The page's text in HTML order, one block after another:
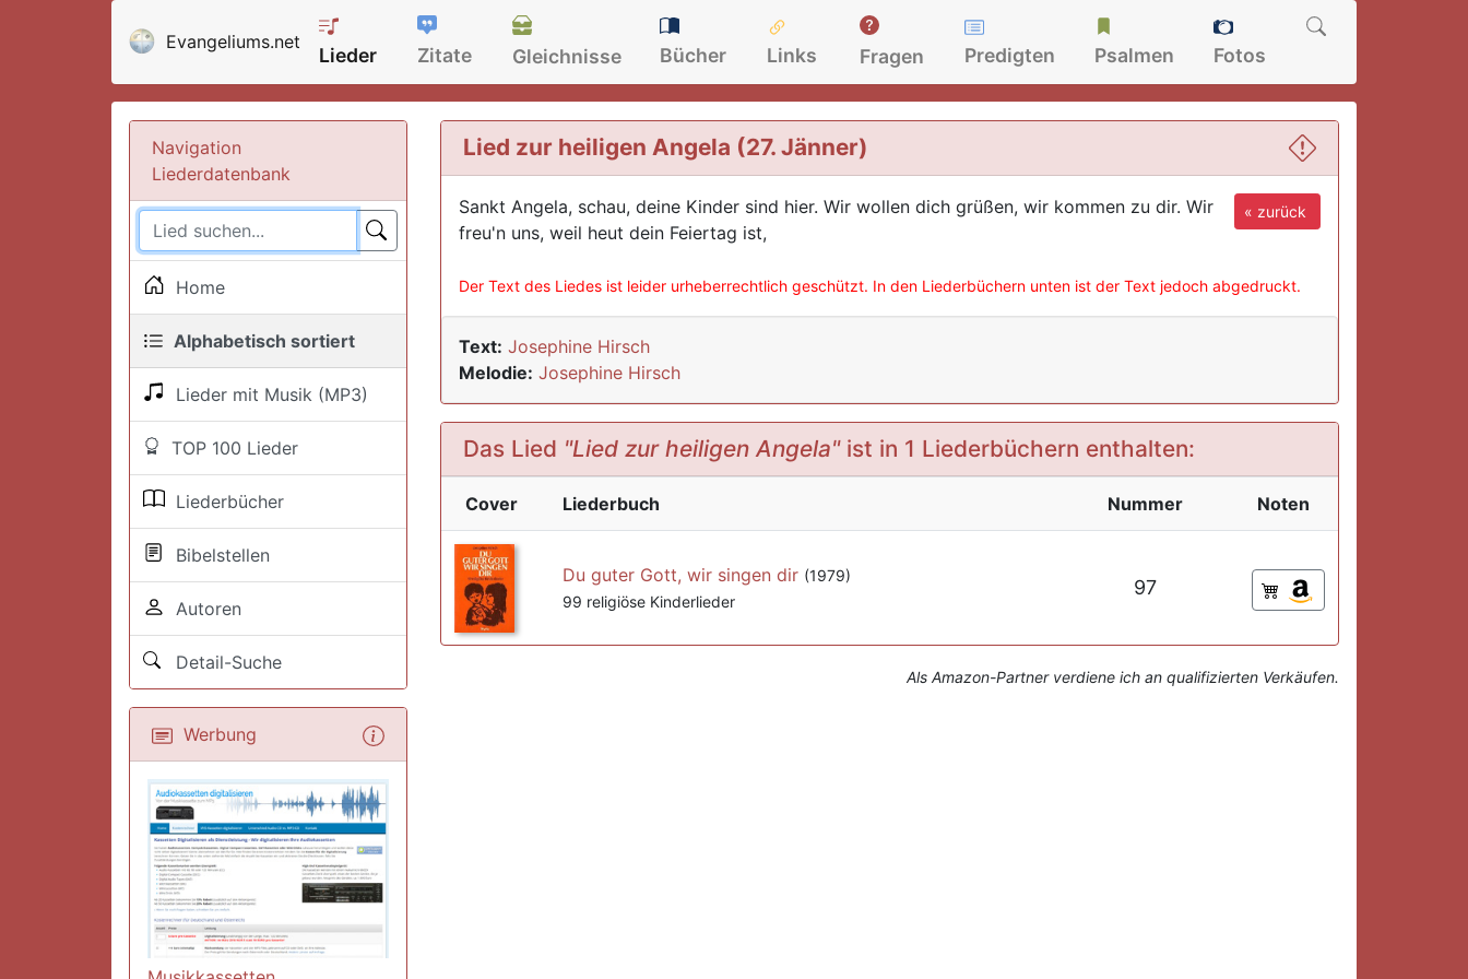
Evangeliums.net
Lieder Zitate Gleichnisse Bücher Links Fragen Predigten Psalmen Fotos
Navigation
Liederdatenbank
Home
Alphabetisch sortiert
Lieder mit Musik (MP3)
TOP 100 Lieder
Liederbücher
Bibelstellen
Autoren
Detail-Suche
Werbung
Lied zur heiligen Angela (27. Jänner)
« zurück
Sankt Angela, schau, deine Kinder sind hier. Wir wollen dich grüßen, wir kommen zu dir. Wir
freu'n uns, weil heut dein Feiertag ist,
Der Text des Liedes ist leider urheberrechtlich geschützt. In den Liederbüchern unten ist der Text jedoch abgedruckt.
Text: Josephine Hirsch
Melodie: Josephine Hirsch
Das Lied "Lied zur heiligen Angela"ist in 1 Liederbüchern enthalten:
Cover Liederbuch Nummer Noten
Du guter Gott, wir singen dir (1979)
99 religiöse Kinderlieder
97
Als Amazon-Partner verdiene ich an qualifizierten Verkäufen.